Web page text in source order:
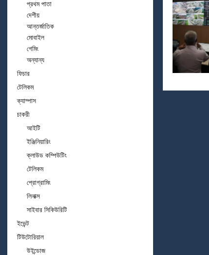
প্রথম পাতা
দেশীয়
আন্তর্জাতিক
মোবাইল
গেমিং
অন্যান্য
ফিচার
টেলিকম
ক্যাম্পাস
চাকরী
আইটি
ইঞ্জিনিয়ারিং
ক্লাউড কম্পিউটিং
টেলিকম
প্রোগ্রামিং
লিনাক্স
সাইবার সিকিউরিটি
ইভেন্ট
টিউটোরিয়াল
উইন্ডোজ